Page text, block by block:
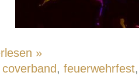
»
coverband , feuerwehrfest,